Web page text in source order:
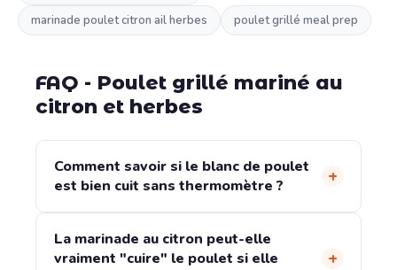
marinade poulet citron ail herbes
poulet grillé meal prep
FAQ - Poulet grillé mariné au
citron et herbes
Comment savoir si le blanc de poulet
est bien cuit sans thermomètre ?
+
couteau : la chair doit être blanche opaque,
La marinade au citron peut-elle
vraiment "cuire" le poulet si elle
+